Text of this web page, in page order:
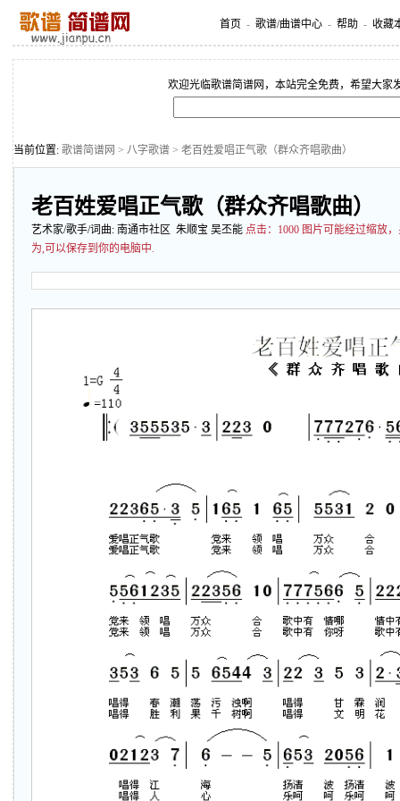
首页 - 歌谱/曲谱中心 - 帮助 - 收藏
欢迎光临歌谱简谱网，本站完全免费，希望大家
当前位置: 歌谱简谱网 > 八字歌谱 > 老百姓爱唱正气歌（群众齐唱歌曲）
老百姓爱唱正气歌（群众齐唱歌曲）
艺术家/歌手/词曲: 南通市社区 朱顺宝 吴丕能 点击： 1000 图片可能经过缩放
为,可以保存到你的电脑中.